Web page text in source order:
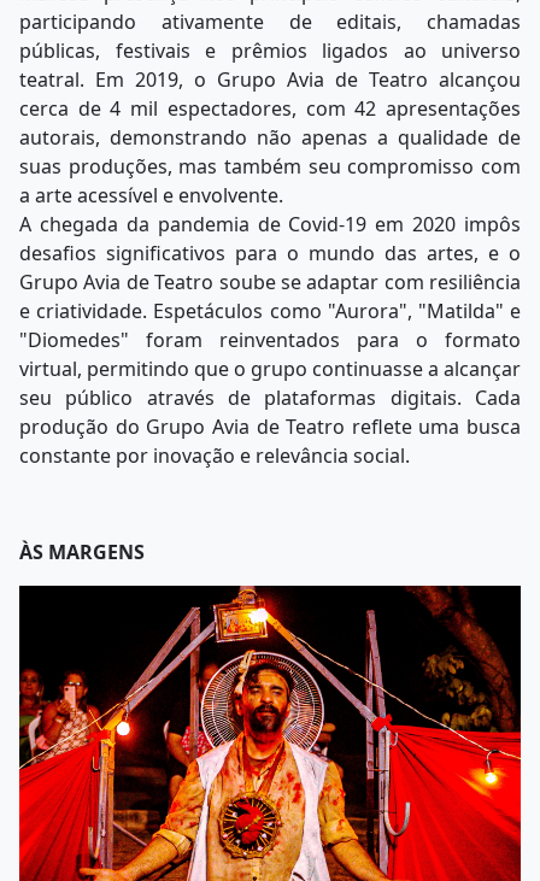
participando ativamente de editais, chamadas
públicas, festivais e prêmios ligados ao universo
teatral. Em 2019, o Grupo Avia de Teatro alcançou
cerca de 4 mil espectadores, com 42 apresentações
autorais, demonstrando não apenas a qualidade de
suas produções, mas também seu compromisso com
a arte acessível e envolvente.
A chegada da pandemia de Covid-19 em 2020 impôs
desafios significativos para o mundo das artes, e o
Grupo Avia de Teatro soube se adaptar com resiliência
e criatividade. Espetáculos como "Aurora", "Matilda" e
"Diomedes" foram reinventados para o formato
virtual, permitindo que o grupo continuasse a alcançar
seu público através de plataformas digitais. Cada
produção do Grupo Avia de Teatro reflete uma busca
constante por inovação e relevância social.
ÀS MARGENS